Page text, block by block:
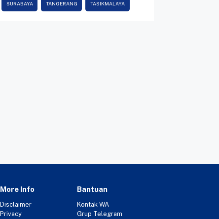
SURABAYA TANGERANG TASIKMALAYA
More Info
Disclaimer
Privacy
Bantuan
Kontak WA
Grup Telegram